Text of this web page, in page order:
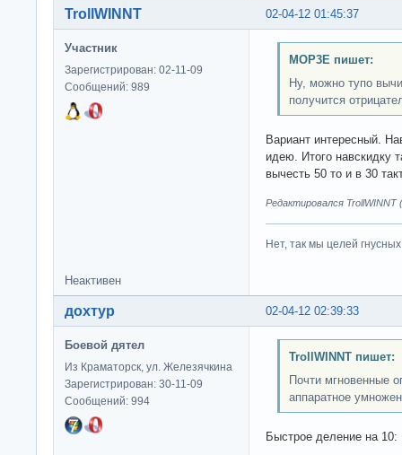
02-04-12 01:45:37
TrollWINNT
Участник
Зарегистрирован: 02-11-09
Сообщений: 989
MOP3E пишет:
Ну, можно тупо
получится
Вариант интересный.
идею. Итого навскидку
вычесть 50 то и в 30
Редактировался TrollWINNT
Нет, так мы целей
Неактивен
02-04-12 02:39:33
дохтур
Боевой дятел
Из Краматорск, ул. Железячкина
Зарегистрирован: 30-11-09
Сообщений: 994
TrollWINNT пишет:
Почти мгновенные
аппаратное
Быстрое деление на 10: